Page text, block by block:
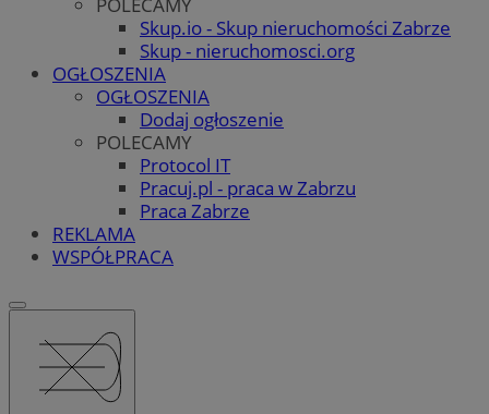
Skup.io - Skup nieruchomości Zabrze
Skup - nieruchomosci.org
OGŁOSZENIA
OGŁOSZENIA
Dodaj ogłoszenie
POLECAMY
Protocol IT
Pracuj.pl - praca w Zabrzu
Praca Zabrze
REKLAMA
WSPÓŁPRACA